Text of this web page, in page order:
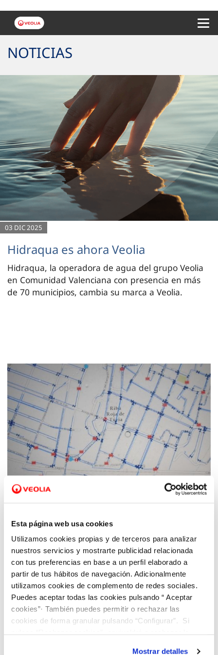
Esta página web usa cookies
Utilizamos cookies propias y de terceros para analizar
nuestros servicios y mostrarte publicidad relacionada
con tus preferencias en base a un perfil elaborado a
partir de tus hábitos de navegación. Adicionalmente
utilizamos cookies de complemento de redes sociales.
Puedes aceptar todas las cookies pulsando “ Aceptar
cookies”· También puedes permitir o rechazar las
cookies de forma granular pulsando “Configurar”. Si
Mostrar detalles
NOTICIAS
03 DIC 2025
Hidraqua es ahora Veolia
Hidraqua, la operadora de agua del grupo Veolia
en Comunidad Valenciana con presencia en más
de 70 municipios, cambia su marca a Veolia.
06 ABR 2021
hubiéramos sido capaces de mantener la
eficiencia en la gestión durante la
pandemia”